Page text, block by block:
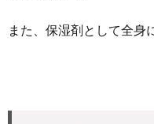
また、保湿剤として全身